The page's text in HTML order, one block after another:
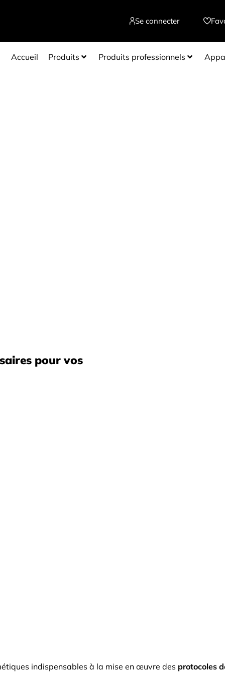
Se connecter
Accueil Produits Produits professionnels
pour vos
indispensables à la mise en œuvre des protocoles